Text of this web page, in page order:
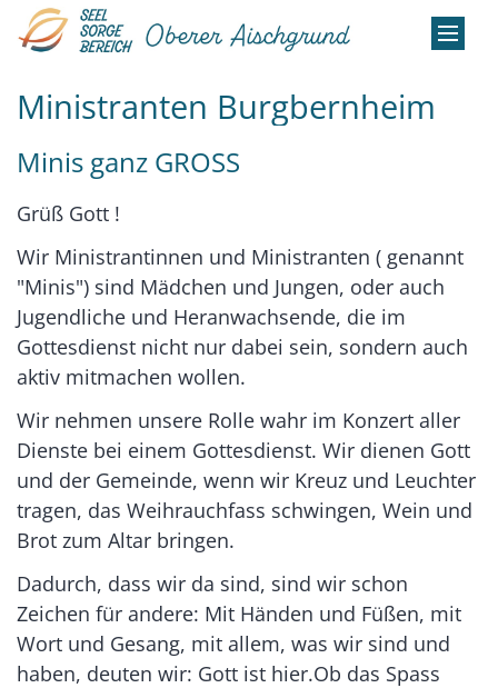
Zum Inhalt springen
Ministranten Burgbernheim
Minis ganz GROSS
Grüß Gott !
Wir Ministrantinnen und Ministranten ( genannt
"Minis") sind Mädchen und Jungen, oder auch
Jugendliche und Heranwachsende, die im
Gottesdienst nicht nur dabei sein, sondern auch
aktiv mitmachen wollen.
Wir nehmen unsere Rolle wahr im Konzert aller
Dienste bei einem Gottesdienst. Wir dienen Gott
und der Gemeinde, wenn wir Kreuz und Leuchter
tragen, das Weihrauchfass schwingen, Wein und
Brot zum Altar bringen.
Dadurch, dass wir da sind, sind wir schon
Zeichen für andere: Mit Händen und Füßen, mit
Wort und Gesang, mit allem, was wir sind und
haben, deuten wir: Gott ist hier.Ob das Spass